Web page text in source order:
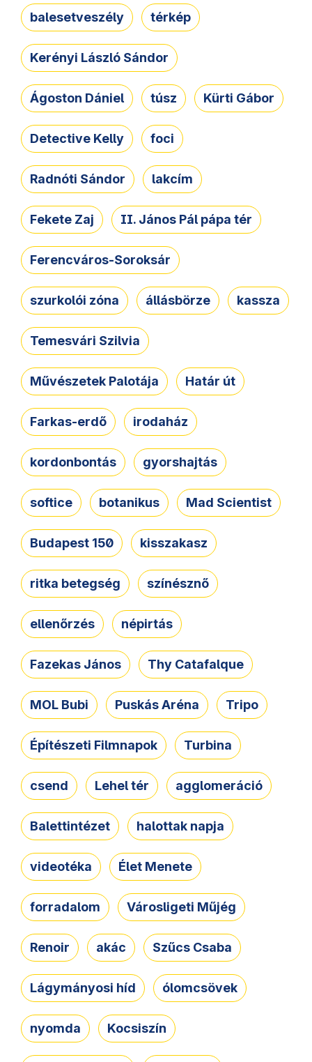
balesetveszély térkép
Kerényi László Sándor
Ágoston Dániel túsz Kürti Gábor
Detective Kelly foci
Radnóti Sándor lakcím
Fekete Zaj II. János Pál pápa tér
Ferencváros-Soroksár
szurkolói zóna állásbörze kassza
Temesvári Szilvia
Művészetek Palotája Határ út
Farkas-erdő irodaház
kordonbontás gyorshajtás
softice botanikus Mad Scientist
Budapest 150 kisszakasz
ritka betegség színésznő
ellenőrzés népirtás
Fazekas János Thy Catafalque
MOL Bubi Puskás Aréna Tripo
Építészeti Filmnapok Turbina
csend Lehel tér agglomeráció
Balettintézet halottak napja
videotéka Élet Menete
forradalom Városligeti Műjég
Renoir akác Szűcs Csaba
Lágymányosi híd ólomcsövek
nyomda Kocsiszín